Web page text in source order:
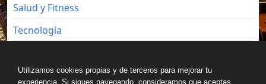
Salud y Fitness
Tecnología
Utilizamos cookies propias y de terceros para mejorar tu
experiencia. Si sigues navegando, consideramos que aceptas